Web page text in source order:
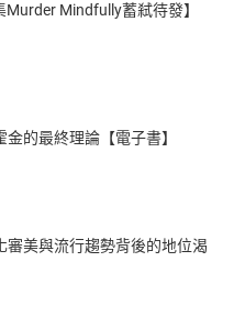
長遠地影響公司發展
膀，有可能在美國的德州引
的天氣預報往往因一點點微
必然性。他們下意識的動作
的工作態度。一個優秀的員
微笑、一種積極的態度和真
量的正面影響；而一個做事
會把最重要的事搞得一團糟。
包括企業、團隊、工作等
如何勇於承擔錯誤，並提供
Mindfully蓄弒待發】
的最終理論【電子書】
審美與流行趨勢背後的地位渴